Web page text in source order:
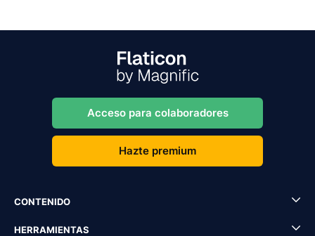
Acceso para colaboradores
Hazte premium
CONTENIDO
HERRAMIENTAS